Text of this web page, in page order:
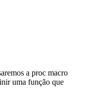
a proc macro
uma função que